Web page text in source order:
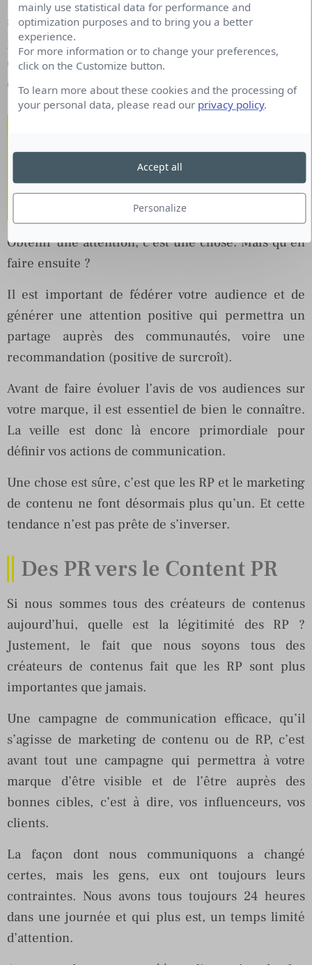
stratégie de communication, ensuite de diffuser
puis d’écouter à postériori pour analyser une
campagne, suivre la relation avec ses publics…
créer du lien.
gèrent également les avis,
mes commentaires, la
réputation des marques.
Obtenir une attention, c’est une chose. Mais qu’en
faire ensuite ?
Il est important de fédérer votre audience et de
générer une attention positive qui permettra un
partage auprès des communautés, voire une
recommandation (positive de surcroît).
Avant de faire évoluer l’avis de vos audiences sur
votre marque, il est essentiel de bien le connaître.
La veille est donc là encore primordiale pour
définir vos actions de communication.
Une chose est sûre, c’est que les RP et le marketing
de contenu ne font désormais plus qu’un. Et cette
tendance n’est pas prête de s’inverser.
Des PR vers le Content PR
Si nous sommes tous des créateurs de contenus
aujourd’hui, quelle est la légitimité des RP ?
Justement, le fait que nous soyons tous des
créateurs de contenus fait que les RP sont plus
importantes que jamais.
Une campagne de communication efficace, qu’il
s’agisse de marketing de contenu ou de RP, c’est
avant tout une campagne qui permettra à votre
marque d’être visible et de l’être auprès des
bonnes cibles, c’est à dire, vos influenceurs, vos
clients.
La façon dont nous communiquons a changé
certes, mais les gens, eux ont toujours leurs
contraintes. Nous avons tous toujours 24 heures
dans une journée et qui plus est, un temps limité
d’attention.
mainly use statistical data for performance and
optimization purposes and to bring you a better
experience.
For more information or to change your preferences,
click on the Customize button.
To learn more about these cookies and the processing of
your personal data, please read our privacy policy.
Personalize
Accept all